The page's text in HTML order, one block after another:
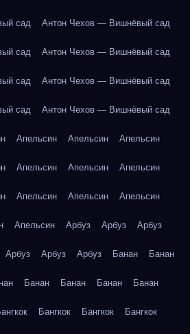
сад Антон Чехов — Вишнёвый сад
сад Антон Чехов — Вишнёвый сад
сад Антон Чехов — Вишнёвый сад
сад Антон Чехов — Вишнёвый сад
Апельсин Апельсин Апельсин
Апельсин Апельсин Апельсин
Апельсин Апельсин Апельсин
Апельсин Арбуз Арбуз Арбуз
Арбуз Арбуз Арбуз Банан Банан
Банан Банан Банан Банан
Бангкок Бангкок Бангкок